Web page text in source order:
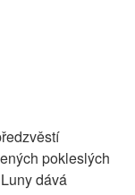
pokleslých
dává